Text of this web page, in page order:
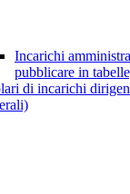
Incarichi
pubblicare in
di incarichi